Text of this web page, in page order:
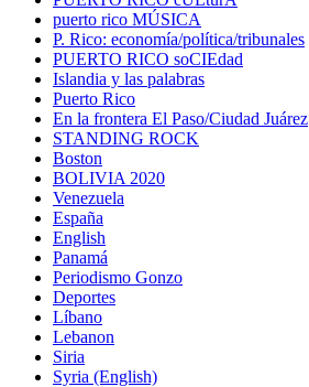
puerto rico MÚSICA
P. Rico: economía/política/tribunales
PUERTO RICO soCIEdad
Islandia y las palabras
Puerto Rico
En la frontera El Paso/Ciudad Juárez
STANDING ROCK
Boston
BOLIVIA 2020
Venezuela
España
English
Panamá
Periodismo Gonzo
Deportes
Líbano
Lebanon
Siria
Syria (English)